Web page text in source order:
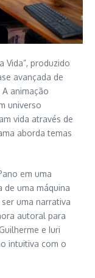
Vida”, produzido
avançada de
animação
universo
vida através de
aborda temas
em uma
de uma máquina
uma narrativa
autoral para
e Iuri
intuitiva com o